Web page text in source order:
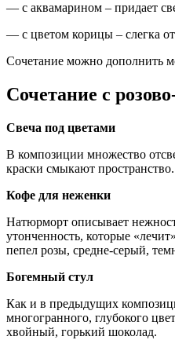
— с аквамарином – придает
— с цветом корицы – слегка
Сочетание можно дополнить
Сочетание с
Свеча под цветами
В композиции множество
краски смыкают
Кофе для неженки
Натюрморт описывает
утонченность, которые
пепел розы, средне-серый,
Богемный стул
Как и в предыдущих
многогранного, глубокого
хвойный, горький шоколад.